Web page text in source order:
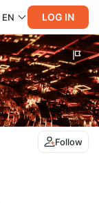
EN LOG IN
Follow